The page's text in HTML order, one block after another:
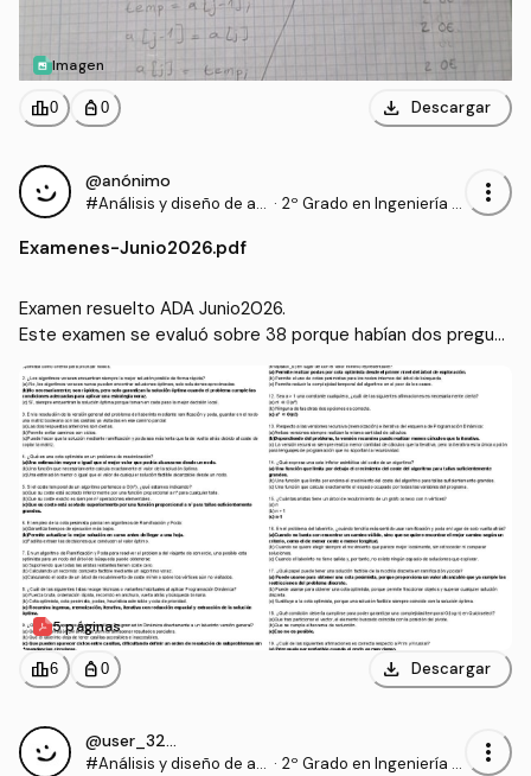
Imagen
leaderboard0 personal_bag 0 download Descargar
@anónimo
#Análisis y diseño de al
· 2º Grado en Ingeniería In
more_vert
Examenes-Junio2026.pdf
Examen resuelto ADA Junio2026.
Este examen se evaluó sobre 38 porque habían dos pregunt
as confusas.
5 páginas
leaderboard6 personal_bag 0 download Descargar
@user_3299961
#Análisis y diseño de al
· 2º Grado en Ingeniería In
more_vert